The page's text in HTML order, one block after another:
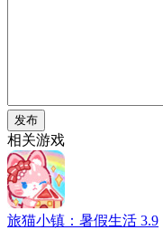
发布
相关游戏
旅猫小镇：暑假生活 3.9